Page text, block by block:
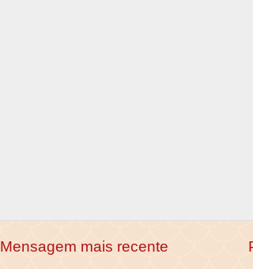
Mensagem mais recente